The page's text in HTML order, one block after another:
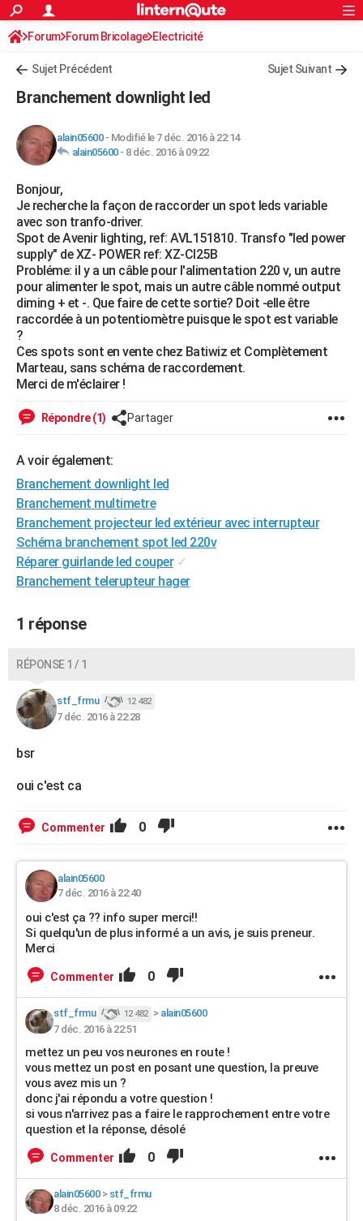
ACTUALITÉS
Politique
Société
Faits Divers
Education
Monde
Villes
+
Retraite
Impôts
Epargne
Immobilier
Risques naturels par ville
Banque
Assurance
Crédit
AUTO
HIGH-TECH
Mobiles
Meilleur smartphone
Internet
Ordinateurs
Jeux vidéo
Guide high-tech
+BRICOLAGE
Forum
Aménagement intérieur
Extérieur
Cuisine
Salle de bains
Jardinage
Rangement
WEEK-END
Guides de France
Escapades
Patrimoine
Expositions
Week-end nature
LIFESTYLE
Art de vivre
Bien-être
Modes de vie
SANTE
Alimentation
Guide de la santé
Maladies
Médicaments
Sommeil
VOYAGE
Destinations
City break
Voyage nature
Voyage de noces
Forum
Climat
+PHOTO
GUIDES D'ACHAT
CARTE DE VOEUX
Carte de Noël
Carte Bonne année
Carte Saint-Valentin
Carte Pâques
Carte d'anniversaire
Dictionnaire
Biographies
Citations
Expressions
Proverbes
PROGRAMME TV
COPAINS D'AVANT
S'inscrire
Connexion
Forum Forum Bricolage Electricité
Sujet Précédent Sujet Suivant
Branchement downlight led
alain05600- Modifié le 7 déc. 2016 à 22:14
alain05600- 8 déc. 2016 à 09:22
Bonjour,
Je recherche la façon de raccorder un spot leds variable
avec son tranfo-driver.
Spot de Avenir lighting, ref: AVL151810. Transfo "led power
supply" de XZ- POWER ref: XZ-CI25B
Probléme: il y a un câble pour l'alimentation 220 v, un autre
pour alimenter le spot, mais un autre câble nommé output
diming + et -. Que faire de cette sortie? Doit -elle être
raccordée à un potentiomètre puisque le spot est variable
?
Ces spots sont en vente chez Batiwiz et Complètement
Marteau, sans schéma de raccordement.
Merci de m'éclairer !
Répondre (1) Partager
A voir également:
Branchement downlight led
Branchement multimetre
Branchement projecteur led extérieur avec interrupteur
Schéma branchement spot led 220v
Réparer guirlande led couper ✓
Branchement telerupteur hager
1 réponse
RÉPONSE 1 / 1
stf_frmu 12 482
7 déc. 2016 à 22:28
bsr
oui c'est ca
Commenter 0
alain05600
7 déc. 2016 à 22:40
oui c'est ça ?? info super merci!!
Si quelqu'un de plus informé a un avis, je suis preneur.
Merci
Commenter 0
stf_frmu 12 482 > alain05600
7 déc. 2016 à 22:51
mettez un peu vos neurones en route !
vous mettez un post en posant une question, la preuve
vous avez mis un ?
donc j'ai répondu a votre question !
si vous n'arrivez pas a faire le rapprochement entre votre
question et la réponse, désolé
Commenter 0
alain05600> stf_frmu
8 déc. 2016 à 09:22